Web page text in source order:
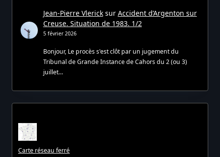
Jean-Pierre Vlericksur Accident d’Argenton sur
Creuse. Situation de 1983. 1/2
5 février 2026
Bonjour, Le procès s'est clôt par un jugement du
Tribunal de Grande Instance de Cahors du 2 (ou 3)
juillet…
Carte réseau ferré